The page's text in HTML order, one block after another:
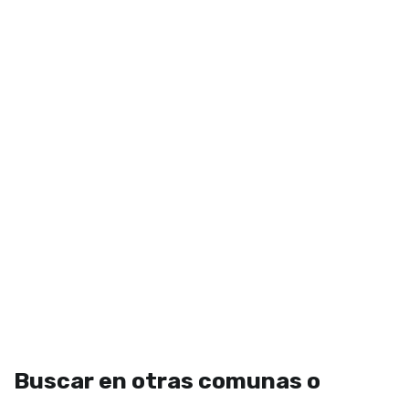
Buscar en otras comunas o